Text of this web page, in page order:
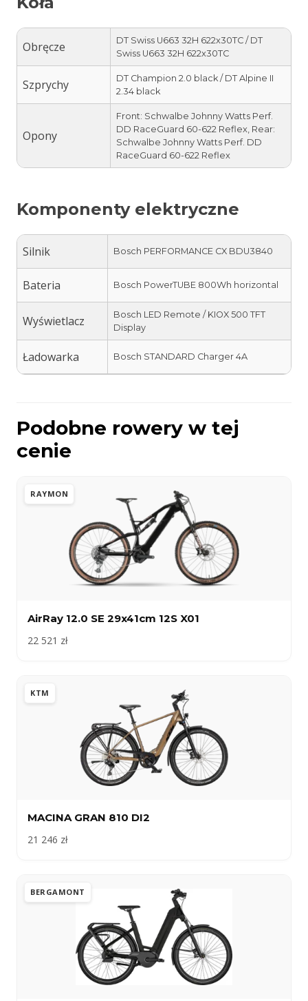
Obręcze
DT Swiss U663 32H 622x30TC / DT
Swiss U663 32H 622x30TC
Szprychy
DT Champion 2.0 black / DT Alpine II
2.34 black
Opony
Front: Schwalbe Johnny Watts Perf.
DD RaceGuard 60-622 Reflex, Rear:
Schwalbe Johnny Watts Perf. DD
RaceGuard 60-622 Reflex
Komponenty elektryczne
Silnik Bosch PERFORMANCE CX BDU3840
Bateria Bosch PowerTUBE 800Wh horizontal
Wyświetlacz
Bosch LED Remote / KIOX 500 TFT
Display
Ładowarka Bosch STANDARD Charger 4A
Podobne rowery w tej
cenie
RAYMON
AirRay 12.0 SE 29x41cm 12S X01
22 521 zł
KTM
MACINA GRAN 810 DI2
21 246 zł
BERGAMONT